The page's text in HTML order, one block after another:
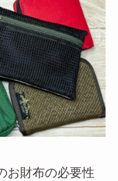
お財布の必要性